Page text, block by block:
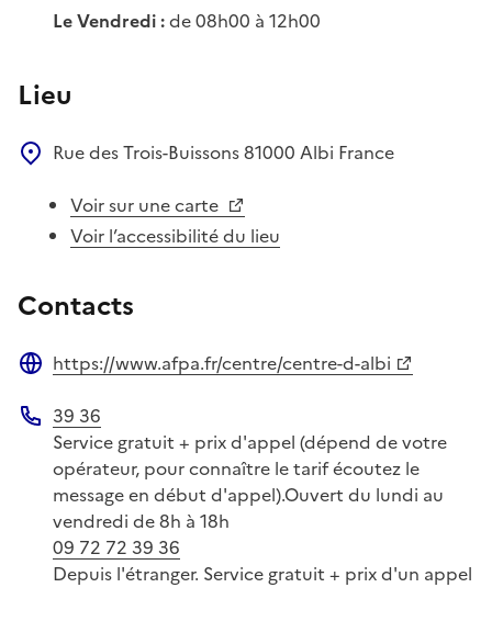
Le Vendredi :de 08h00 à 12h00
Lieu
Rue des Trois-Buissons81000 Albi France
Voir sur une carte
Voir l’accessibilité du lieu
Contacts
https://www.afpa.fr/centre/centre-d-albi
Téléphone
39 36
Service gratuit + prix d'appel (dépend de votre
opérateur, pour connaître le tarif écoutez le
message en début d'appel).Ouvert du lundi au
vendredi de 8h à 18h
09 72 72 39 36
Depuis l'étranger. Service gratuit + prix d'un appel